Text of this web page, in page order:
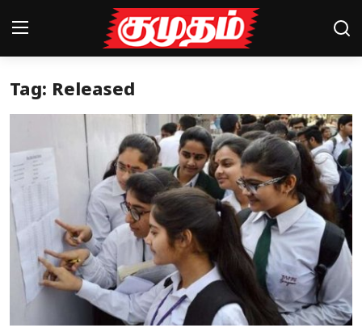
Home
Games
Cinema
Videos
Health
Tag: Released